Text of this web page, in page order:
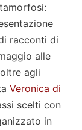
racconti di
alle
agli
Veronica di
scelti con
in